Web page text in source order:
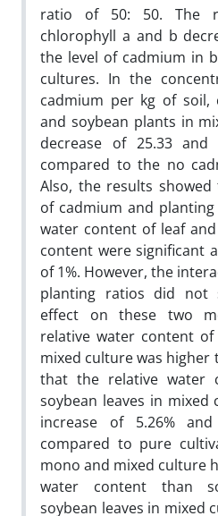
ratio of 50: 50. The
chlorophyll a and b
the level of cadmium in
cultures. In the
cadmium per kg of
and soybean plants in
decrease of 25.33 and
compared to the no
Also, the results
of cadmium and
water content of leaf
content were significant
of 1%. However, the
planting ratios did not
effect on these two
relative water content
mixed culture was
that the relative water
soybean leaves in mixed
increase of 5.26% and
compared to pure
mono and mixed culture
water content than
soybean leaves in mixed